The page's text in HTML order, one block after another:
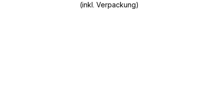
(inkl. Verpackung)